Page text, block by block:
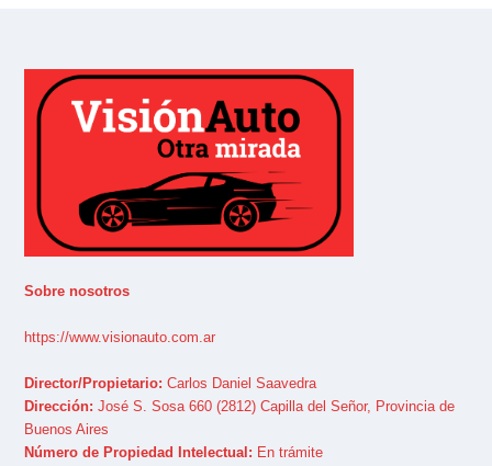
Sobre nosotros
https://www.visionauto.com.ar
Director/Propietario: Carlos Daniel Saavedra
Dirección: José S. Sosa 660 (2812) Capilla del Señor, Provincia de
Buenos Aires
Número de Propiedad Intelectual: En trámite